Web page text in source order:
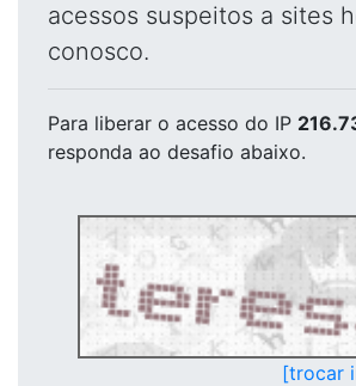
acessos suspeitos a sites
conosco.
Para liberar o acesso do IP
responda ao desafio abaixo.
[trocar